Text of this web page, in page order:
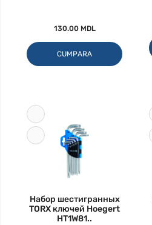
130.00 MDL
CUMPARA
Набор шестигранных
TORX ключей Hoegert
HT1W81..